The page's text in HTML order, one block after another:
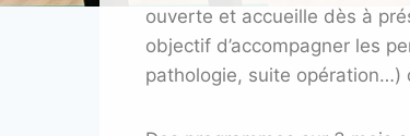
ouverte et accueille dès à
objectif d’accompagner les
pathologie, suite opération…)